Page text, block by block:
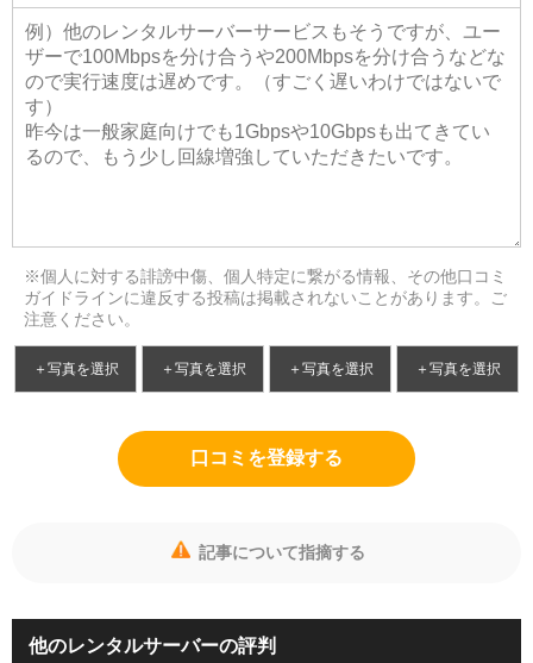
※個人に対する誹謗中傷、個人特定に繋がる情報、その他口コミ
ガイドラインに違反する投稿は掲載されないことがあります。ご
注意ください。
＋写真を選択 ＋写真を選択 ＋写真を選択 ＋写真を選択
口コミを登録する
記事について指摘する
他のレンタルサーバーの評判